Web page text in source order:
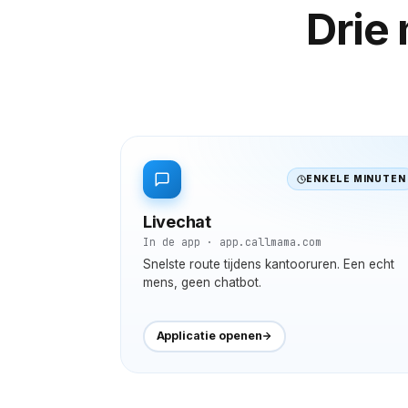
Drie
ENKELE MINUTEN
Livechat
In de app · app.callmama.com
Snelste route tijdens kantooruren. Een echt
mens, geen chatbot.
Applicatie openen